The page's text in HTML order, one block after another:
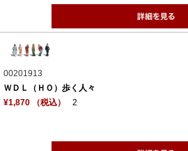
00201913
ＷＤＬ（ＨＯ）歩く人々
¥1,870 （税込）
2